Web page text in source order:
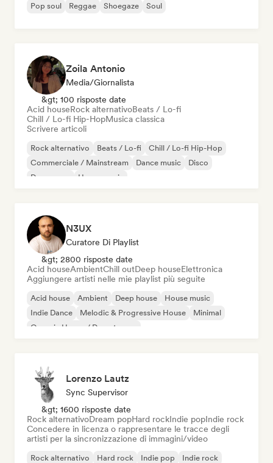
Pop soul
Reggae Shoegaze Soul
Zoila Antonio
Media/Giornalista
&gt; 100 risposte date
Acid houseRock alternativoBeats / Lo-fi
Chill / Lo-fi Hip-HopMusica classica
Scrivere articoli
Rock alternativo Beats / Lo-fi
Chill / Lo-fi Hip-Hop
Commerciale / Mainstream
Dance music
Disco
Dream pop
House music
N3UX
Curatore Di Playlist
&gt; 2800 risposte date
Acid houseAmbientChill outDeep houseElettronica
Aggiungere artisti nelle mie playlist più seguite
Acid house Ambient Deep house
House music
Indie Dance
Melodic & Progressive House
Minimal
Organic House / Downtempo
Lorenzo Lautz
Sync Supervisor
&gt; 1600 risposte date
Rock alternativoDream popHard rockIndie popIndie rock
Concedere in licenza o rappresentare le tracce degli
artisti per la sincronizzazione di immagini/video
Rock alternativo Hard rock Indie pop
Indie rock